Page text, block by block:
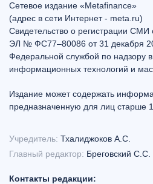
Сетевое издание «Metafinance»
(адрес в сети Интернет - meta.ru)
Свидетельство о регистрации СМИ
ЭЛ № ФС77–80086 от 31 декабря
Федеральной службой по надзору в
информационных технологий и
Издание может содержать
предназначенную для лиц старше
Учредитель: Тхалиджоков А.С.
Главный редактор: Бреговский С.С.
Контакты редакции: